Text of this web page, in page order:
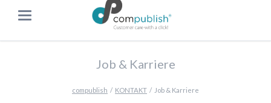
Job & Karriere
compublish KONTAKT Job & Karriere